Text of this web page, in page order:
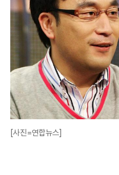
[사진=연합뉴스]